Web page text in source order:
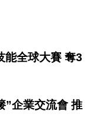
能全球大賽 奪3
”企業交流會 推